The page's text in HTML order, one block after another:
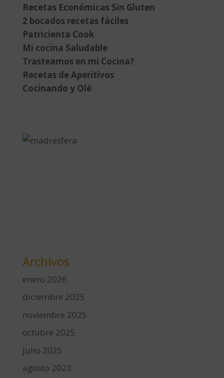
Recetas Económicas Sin Gluten
2 bocados recetas fáciles
Patricienta Cook
Mi cocina Saludable
Trasteamos en mi Cocina?
Recetas de Aperitivos
Cocinando y Olé
Archivos
enero 2026
diciembre 2025
noviembre 2025
octubre 2025
julio 2025
agosto 2023